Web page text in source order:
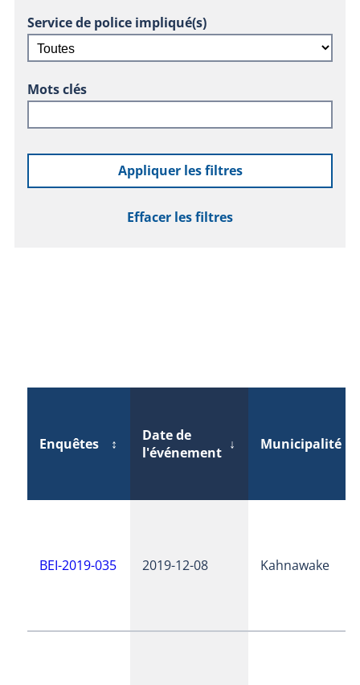
Service de police impliqué(s)
Mots clés
Appliquer les filtres
Effacer les filtres
Enquêtes ↕
Date de
l'événement ↓ Municipalité
BEI-2019-035 2019-12-08 Kahnawake